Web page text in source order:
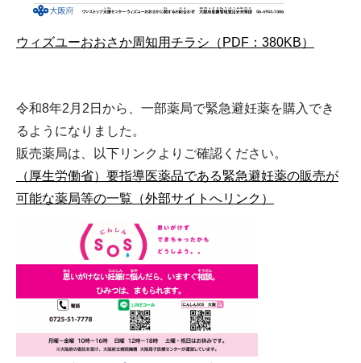
ウィズユーおおさか周知用チラシ（PDF：380KB）
令和8年2月2日から、一部薬局で緊急避妊薬を購入でき
るようになりました。
販売薬局は、以下リンクよりご確認ください。
（厚生労働省）要指導医薬品である緊急避妊薬の販売が
可能な薬局等の一覧（外部サイトへリンク）